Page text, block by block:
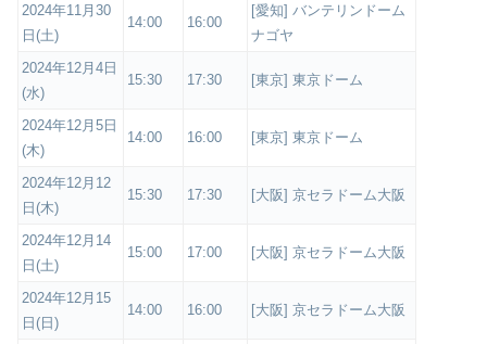
2024年11月30
日(土)
14:00 16:00
[愛知] バンテリンドーム
ナゴヤ
2024年12月4日
(水)
15:30 17:30 [東京] 東京ドーム
2024年12月5日
(木)
14:00 16:00 [東京] 東京ドーム
2024年12月12
日(木)
15:30 17:30 [大阪] 京セラドーム大阪
2024年12月14
日(土)
15:00 17:00 [大阪] 京セラドーム大阪
2024年12月15
日(日)
14:00 16:00 [大阪] 京セラドーム大阪